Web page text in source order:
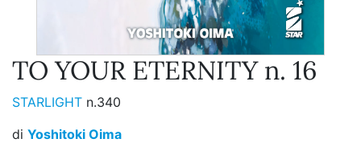
TO YOUR ETERNITY n. 16
STARLIGHT n.340
di Yoshitoki Oima